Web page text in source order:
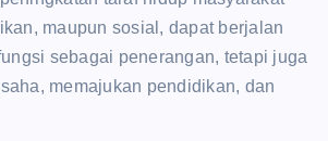
maupun sosial, dapat berjalan
sebagai penerangan, tetapi juga
memajukan pendidikan, dan